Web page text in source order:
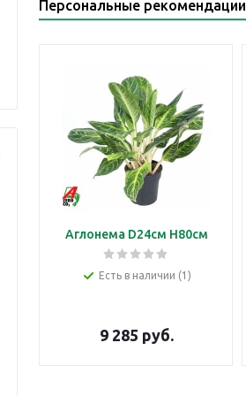
Персональные рекомендации
Аглонема D24см H80см
Есть в наличии (1)
9 285 руб.